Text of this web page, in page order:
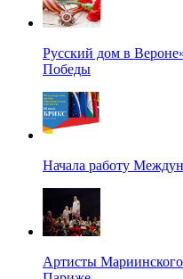
Русский дом в
Победы
Начала работу
Артисты